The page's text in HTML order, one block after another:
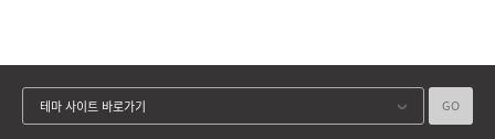
테마 사이트 바로가기 GO